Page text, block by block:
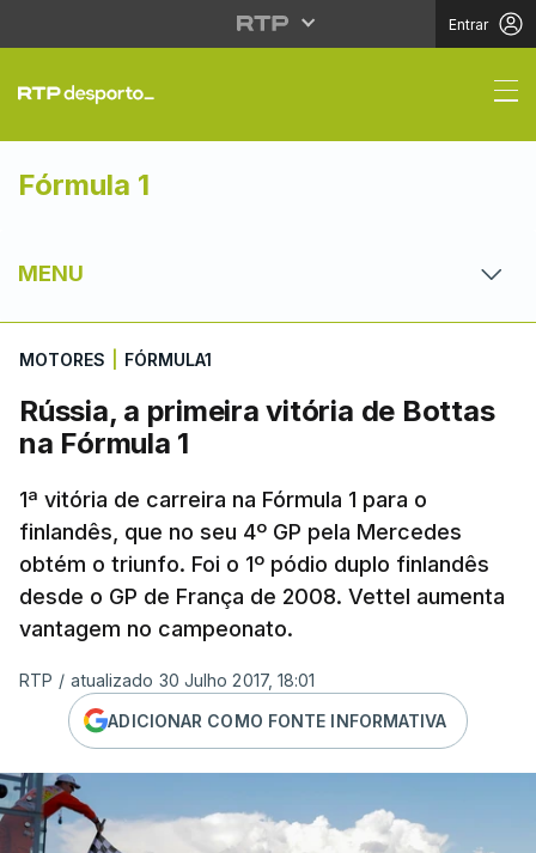
Entrar
Rússia, a primeira
Fórmula 1
MENU
MOTORES FÓRMULA1
Rússia, a primeira vitória de Bottas
na Fórmula 1
1ª vitória de carreira na Fórmula 1 para o
finlandês, que no seu 4º GP pela Mercedes
obtém o triunfo. Foi o 1º pódio duplo finlandês
desde o GP de França de 2008. Vettel aumenta
vantagem no campeonato.
RTP / atualizado 30 Julho 2017, 18:01
ADICIONAR COMO FONTE INFORMATIVA